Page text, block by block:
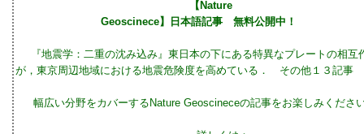
【Nature
Geoscinece】日本語記事 無料公開中！
『地震学：二重の沈み込み』東日本の下にある特異なプレートの相互
が，東京周辺地域における地震危険度を高めている． その他１
幅広い分野をカバーするNature Geoscineceの記事をお楽しみくだ